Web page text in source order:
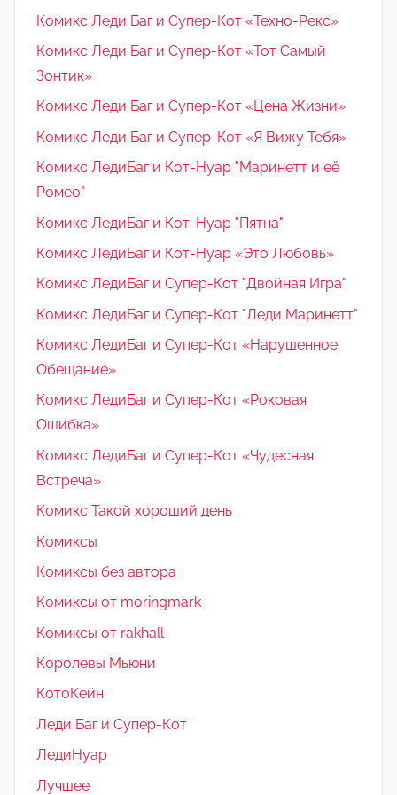
Комикс Леди Баг и Супер-Кот «Техно-Рекс»
Комикс Леди Баг и Супер-Кот «Тот Самый
Зонтик»
Комикс Леди Баг и Супер-Кот «Цена Жизни»
Комикс Леди Баг и Супер-Кот «Я Вижу Тебя»
Комикс ЛедиБаг и Кот-Нуар "Маринетт и её
Ромео"
Комикс ЛедиБаг и Кот-Нуар "Пятна"
Комикс ЛедиБаг и Кот-Нуар «Это Любовь»
Комикс ЛедиБаг и Супер-Кот "Двойная Игра"
Комикс ЛедиБаг и Супер-Кот "Леди Маринетт"
Комикс ЛедиБаг и Супер-Кот «Нарушенное
Обещание»
Комикс ЛедиБаг и Супер-Кот «Роковая
Ошибка»
Комикс ЛедиБаг и Супер-Кот «Чудесная
Встреча»
Комикс Такой хороший день
Комиксы
Комиксы без автора
Комиксы от moringmark
Комиксы от rakhall
Королевы Мьюни
КотоКейн
Леди Баг и Супер-Кот
ЛедиНуар
Лучшее